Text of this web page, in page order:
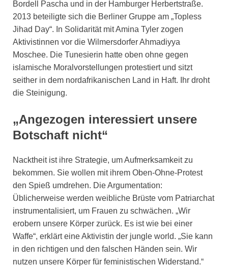
Bordell Pascha und in der Hamburger Herbertstraße.
2013 beteiligte sich die Berliner Gruppe am „Topless
Jihad Day“. In Solidarität mit Amina Tyler zogen
Aktivistinnen vor die Wilmersdorfer Ahmadiyya
Moschee. Die Tunesierin hatte oben ohne gegen
islamische Moralvorstellungen protestiert und sitzt
seither in dem nordafrikanischen Land in Haft. Ihr droht
die Steinigung.
„Angezogen interessiert unsere
Botschaft nicht“
Nacktheit ist ihre Strategie, um Aufmerksamkeit zu
bekommen. Sie wollen mit ihrem Oben-Ohne-Protest
den Spieß umdrehen. Die Argumentation:
Üblicherweise werden weibliche Brüste vom Patriarchat
instrumentalisiert, um Frauen zu schwächen. „Wir
erobern unsere Körper zurück. Es ist wie bei einer
Waffe“, erklärt eine Aktivistin der jungle world. „Sie kann
in den richtigen und den falschen Händen sein. Wir
nutzen unsere Körper für feministischen Widerstand.“